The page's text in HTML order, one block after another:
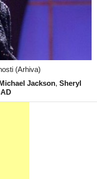
(Arhiva)
Jackson, Sheryl